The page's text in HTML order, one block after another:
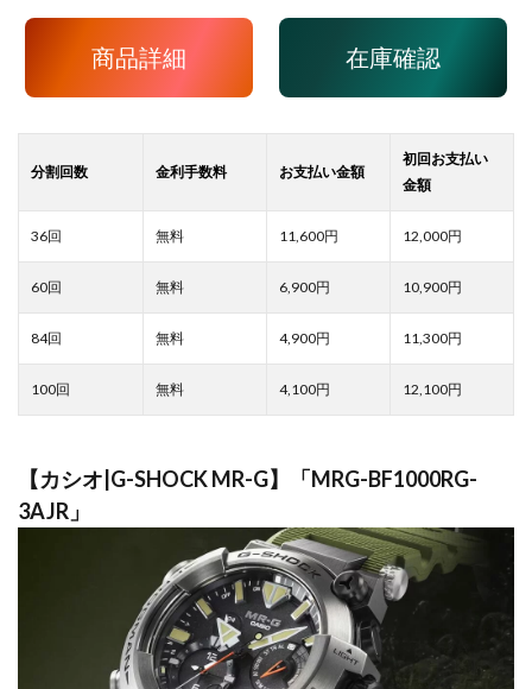
商品詳細 在庫確認
11,600 12,000
6,900 10,900
4,900 11,300
4,100 12,100
【カシオ|G-SHOCK MR-G】「MRG-BF1000RG-
3AJR」